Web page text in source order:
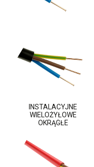
INSTALACYJNE
WIELOŻYŁOWE
OKRĄGŁE